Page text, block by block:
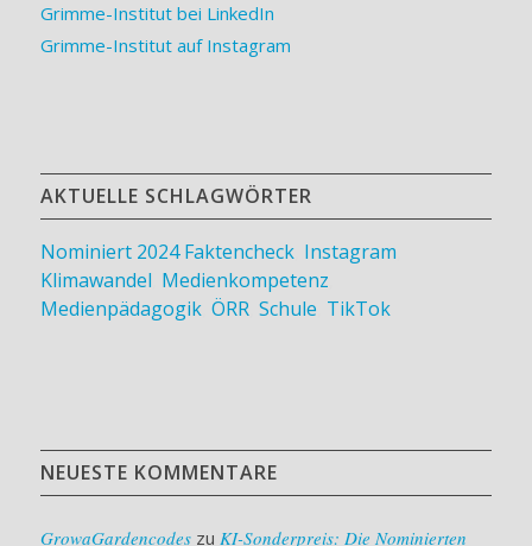
Grimme-Institut bei LinkedIn
Grimme-Institut auf Instagram
AKTUELLE SCHLAGWÖRTER
Nominiert 2024 Faktencheck, Instagram
Klimawandel Medienkompetenz
Medienpädagogik, ÖRR, Schule TikTok
NEUESTE KOMMENTARE
GrowaGardencodeszu KI-Sonderpreis: Die Nominierten